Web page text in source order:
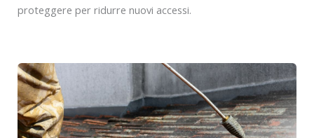
proteggere per ridurre nuovi accessi.